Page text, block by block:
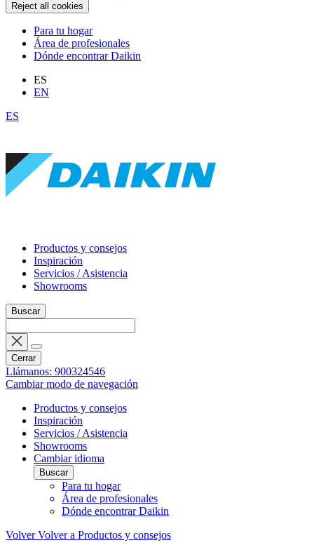
Reject all cookies
Para tu hogar
Área de profesionales
Dónde encontrar Daikin
ES
EN
ES
Productos y consejos
Inspiración
Servicios / Asistencia
Showrooms
Buscar
Cerrar
Llámanos: 900324546
Cambiar modo de navegación
Productos y consejos
Inspiración
Servicios / Asistencia
Showrooms
Cambiar idioma
Buscar
Para tu hogar
Área de profesionales
Dónde encontrar Daikin
Volver Volver a Productos y consejos